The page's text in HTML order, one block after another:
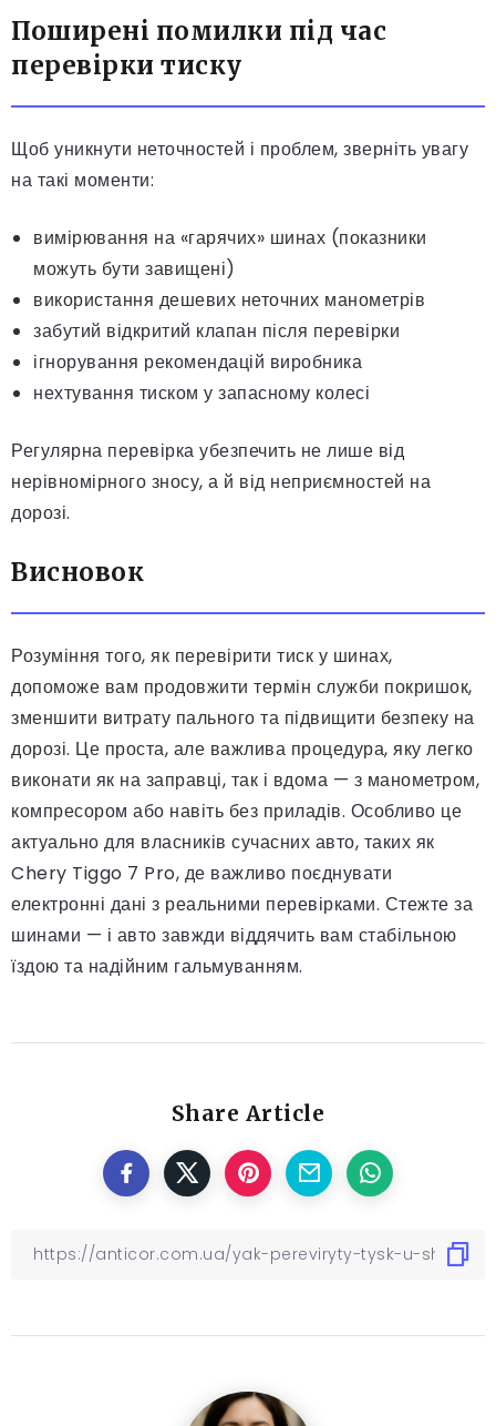
Поширені помилки під час
перевірки тиску
Щоб уникнути неточностей і проблем, зверніть увагу
на такі моменти:
вимірювання на «гарячих» шинах (показники
можуть бути завищені)
використання дешевих неточних манометрів
забутий відкритий клапан після перевірки
ігнорування рекомендацій виробника
нехтування тиском у запасному колесі
Регулярна перевірка убезпечить не лише від
нерівномірного зносу, а й від неприємностей на
дорозі.
Висновок
Розуміння того, як перевірити тиск у шинах,
допоможе вам продовжити термін служби покришок,
зменшити витрату пального та підвищити безпеку на
дорозі. Це проста, але важлива процедура, яку легко
виконати як на заправці, так і вдома — з манометром,
компресором або навіть без приладів. Особливо це
актуально для власників сучасних авто, таких як
Chery Tiggo 7 Pro, де важливо поєднувати
електронні дані з реальними перевірками. Стежте за
шинами — і авто завжди віддячить вам стабільною
їздою та надійним гальмуванням.
Share Article